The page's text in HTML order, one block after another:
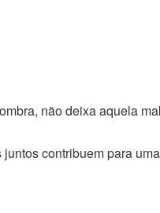
não deixa aquela
contribuem para